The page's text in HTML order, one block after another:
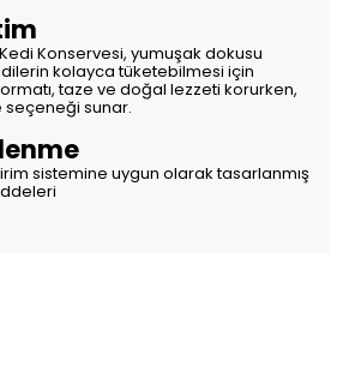
Konservesi, yumuşak dokusu
kolayca tüketebilmesi için
taze ve doğal lezzeti korurken,
sunar.
sistemine uygun olarak tasarlanmış